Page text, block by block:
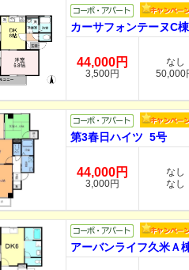
カーサフォンテーヌC
44,000円
3,500円
なし
50,000
第3春日ハイツ 5号
44,000円
3,000円
なし
なし
アーバンライフ久米Ａ